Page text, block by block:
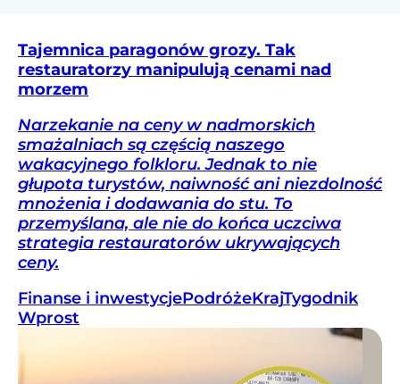
Tajemnica paragonów grozy. Tak
restauratorzy manipulują cenami nad
morzem
Narzekanie na ceny w nadmorskich
smażalniach są częścią naszego
wakacyjnego folkloru. Jednak to nie
głupota turystów, naiwność ani niezdolność
mnożenia i dodawania do stu. To
przemyślana, ale nie do końca uczciwa
strategia restauratorów ukrywających
ceny.
Finanse i inwestycjePodróżeKrajTygodnik
Wprost